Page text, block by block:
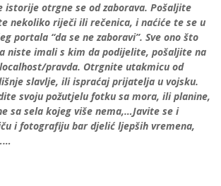
istorije otrgne se od zaborava. Pošaljite
nekoliko riječi ili rečenica, i naćiće te se u
portala “da se ne zaboravi”. Sve ono što
niste imali s kim da podijelite, pošaljite na
pravda. Otrgnite utakmicu od
slavlje, ili ispraćaj prijatelja u vojsku.
svoju požutjelu fotku sa mora, ili planine,
sa sela kojeg više nema,…Javite se i
i fotografiju bar djelić ljepših vremena,